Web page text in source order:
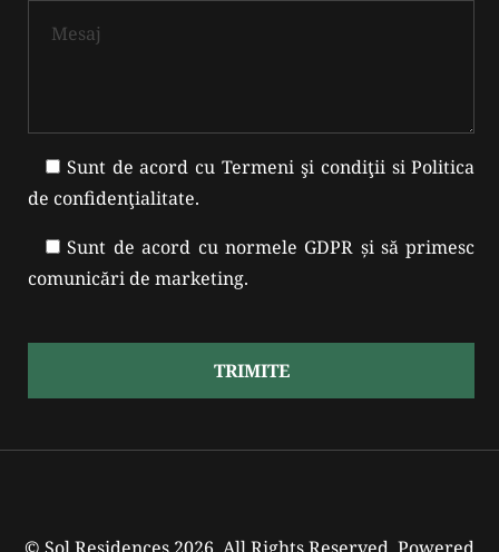
Sunt de acord cuTermeni şi condiţiisiPolitica
de confidenţialitate.
Sunt de acord cu normele GDPR și să primesc
comunicări de marketing.
TRIMITE